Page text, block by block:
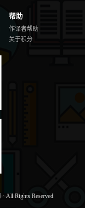
帮助
作译者帮助
关于积分
· All Rights Reserved